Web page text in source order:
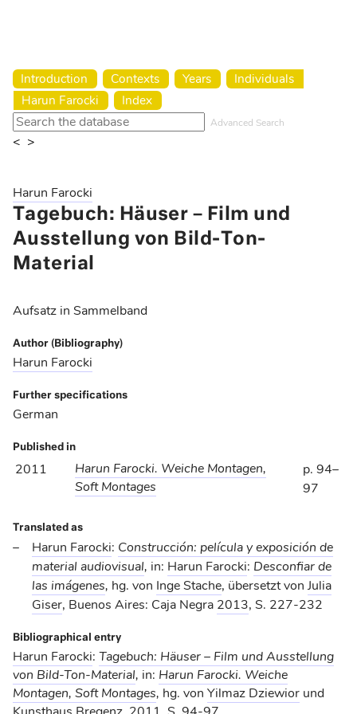
Introduction Contexts Years
Individuals
Harun Farocki
Index
Advanced Search
< >
Harun Farocki
Tagebuch: Häuser – Film und
Ausstellung von Bild-Ton-
Material
Aufsatz in Sammelband
Author (Bibliography)
Harun Farocki
Further specifications
German
Published in
2011
Harun Farocki. Weiche Montagen,
Soft Montages
p. 94–
97
Translated as
Harun Farocki: Construcción: película y exposición de
material audiovisual, in: Harun Farocki: Desconfiar de
las imágenes, hg. von Inge Stache, übersetzt von Julia
Giser, Buenos Aires: Caja Negra 2013, S. 227-232
Bibliographical entry
Harun Farocki: Tagebuch: Häuser – Film und Ausstellung
von Bild-Ton-Material, in: Harun Farocki. Weiche
Montagen, Soft Montages, hg. von Yilmaz Dziewior und